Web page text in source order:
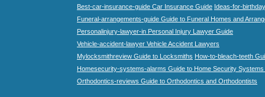
Best-car-insurance-guide Car Insurance Guide Ideas-for-
Funeral-arrangements-guide Guide to Funeral Homes and
Personalinjury-lawyer-in Personal Injury Lawyer Guide
Vehicle-accident-lawyer Vehicle Accident Lawyers
Mylocksmithreview Guide to Locksmiths How-to-bleach-teeth
Homesecurity-systems-alarms Guide to Home Security Systems
Orthodontics-reviews Guide to Orthodontics and Orthodontists